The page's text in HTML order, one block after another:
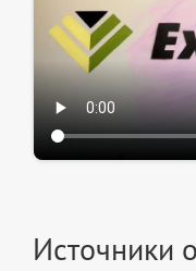
Источники